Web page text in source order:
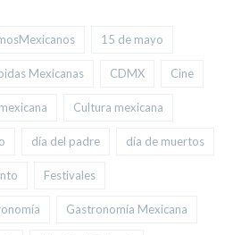
15 de mayo
Mexicanas CDMX Cine
Cultura mexicana
día del padre día de muertos
Festivales
Gastronomía Mexicana